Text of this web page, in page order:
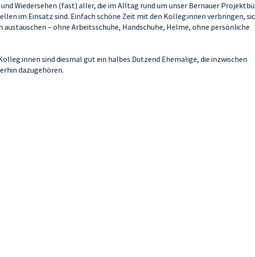
Wiedersehen (fast) aller, die im Alltag rund um unser Bernauer
im Einsatz sind. Einfach schöne Zeit mit den Kolleg:innen verbringen,
– ohne Arbeitsschuhe, Handschuhe, Helme, ohne persönliche
sind diesmal gut ein halbes Dutzend Ehemalige, die inzwischen
dazugehören.